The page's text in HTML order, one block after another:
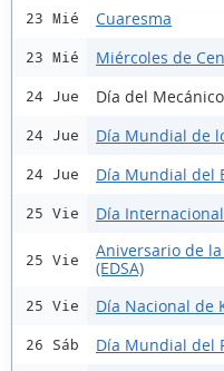
23 Mié Cuaresma
23 Mié Miércoles de
24 Jue Día del
24 Jue Día Mundial de
24 Jue Día Mundial del
25 Vie Día
25 Vie
Aniversario de
(EDSA)
25 Vie Día Nacional de
26 Sáb Día Mundial del